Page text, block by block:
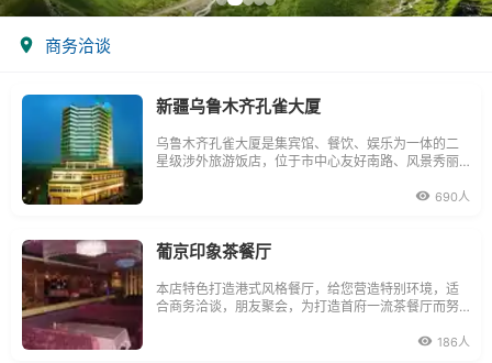
商务洽谈
新疆乌鲁木齐孔雀大厦
乌鲁木齐孔雀大厦是集宾馆、餐饮、娱乐为一体的二
星级涉外旅游饭店，位于市中心友好南路、风景秀丽
楼、西北五省最大的友好百盛购物中心与其遥遥相690人
葡京印象茶餐厅
本店特色打造港式风格餐厅，给您营造特别环境，适
合商务洽谈，朋友聚会，为打造首府一流茶餐厅而努
186人